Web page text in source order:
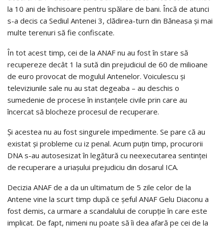
la 10 ani de închisoare pentru spălare de bani. Încă de atunci
s-a decis ca Sediul Antenei 3, clădirea-turn din Băneasa şi mai
multe terenuri să fie confiscate.
În tot acest timp, cei de la ANAF nu au fost în stare să
recupereze decât 1 la sută din prejudiciul de 60 de milioane
de euro provocat de mogulul Antenelor. Voiculescu şi
televiziunile sale nu au stat degeaba – au deschis o
sumedenie de procese în instanţele civile prin care au
încercat să blocheze procesul de recuperare.
Şi acestea nu au fost singurele impedimente. Se pare că au
existat şi probleme cu iz penal. Acum puţin timp, procurorii
DNA s-au autosesizat în legătură cu neexecutarea sentinţei
de recuperare a uriaşului prejudiciu din dosarul ICA.
Decizia ANAF de a da un ultimatum de 5 zile celor de la
Antene vine la scurt timp după ce şeful ANAF Gelu Diaconu a
fost demis, ca urmare a scandalului de corupţie în care este
implicat. De fapt, nimeni nu poate să îi dea afară pe cei de la